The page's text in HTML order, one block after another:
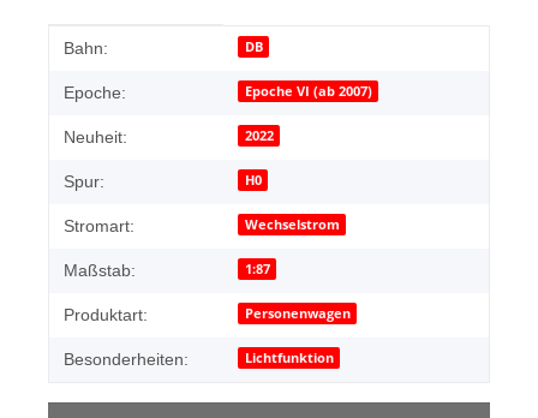
Produkteigenschaft
Wert
Bahn: DB
Epoche: Epoche VI (ab 2007)
Neuheit: 2022
Spur: H0
Stromart: Wechselstrom
Maßstab: 1:87
Produktart: Personenwagen
Besonderheiten: Lichtfunktion